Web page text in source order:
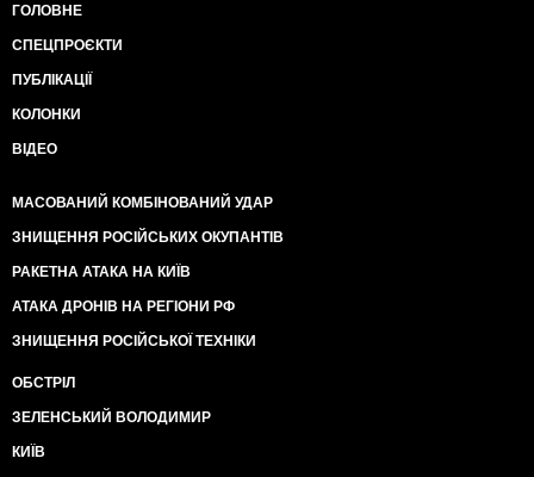
ГОЛОВНЕ
СПЕЦПРОЄКТИ
ПУБЛІКАЦІЇ
КОЛОНКИ
ВІДЕО
МАСОВАНИЙ КОМБІНОВАНИЙ УДАР
ЗНИЩЕННЯ РОСІЙСЬКИХ ОКУПАНТІВ
РАКЕТНА АТАКА НА КИЇВ
АТАКА ДРОНІВ НА РЕГІОНИ РФ
ЗНИЩЕННЯ РОСІЙСЬКОЇ ТЕХНІКИ
ОБСТРІЛ
ЗЕЛЕНСЬКИЙ ВОЛОДИМИР
КИЇВ